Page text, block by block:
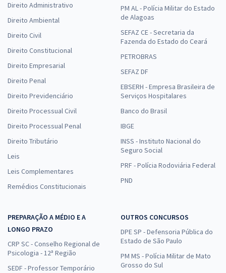
Direito Administrativo
Direito Ambiental
Direito Civil
Direito Constitucional
Direito Empresarial
Direito Penal
Direito Previdenciário
Direito Processual Civil
Direito Processual Penal
Direito Tributário
Leis
Leis Complementares
Remédios Constitucionais
PM AL - Polícia Militar do Estado
de Alagoas
SEFAZ CE - Secretaria da
Fazenda do Estado do Ceará
PETROBRAS
SEFAZ DF
EBSERH - Empresa Brasileira de
Serviços Hospitalares
Banco do Brasil
IBGE
INSS - Instituto Nacional do
Seguro Social
PRF - Polícia Rodoviária Federal
PND
PREPARAÇÃO A MÉDIO E A
LONGO PRAZO
CRP SC - Conselho Regional de
Psicologia - 12ª Região
SEDF - Professor Temporário
OUTROS CONCURSOS
DPE SP - Defensoria Pública do
Estado de São Paulo
PM MS - Polícia Militar de Mato
Grosso do Sul